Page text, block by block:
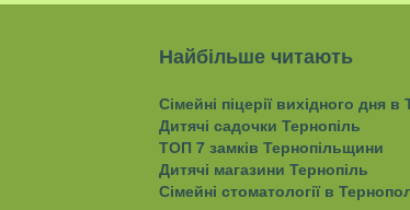
Найбільше читають
Сімейні піцерії вихідного дня в
Дитячі садочки Тернопіль
ТОП 7 замків Тернопільщини
Дитячі магазини Тернопіль
Сімейні стоматології в